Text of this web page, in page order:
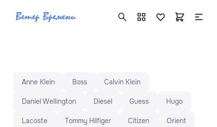
Anne Klein Boss Calvin Klein
Daniel Wellington Diesel Guess Hugo
Lacoste Tommy Hilfiger Citizen Orient
+7 ( 705 ) 181-42-50
info@vetervremeni.kz